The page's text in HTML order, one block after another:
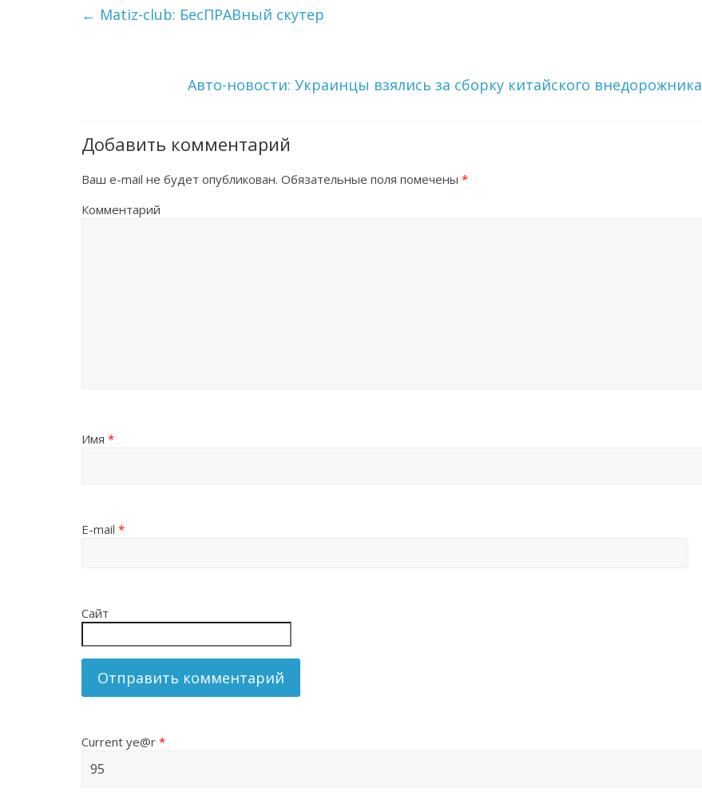
← Matiz-club: БесПРАВный скутер
Авто-новости: Украинцы взялись за сборку китайского внедорожника
Добавить комментарий
Ваш e-mail не будет опубликован. Обязательные поля помечены *
Комментарий
Имя *
E-mail *
Сайт
Current ye@r *